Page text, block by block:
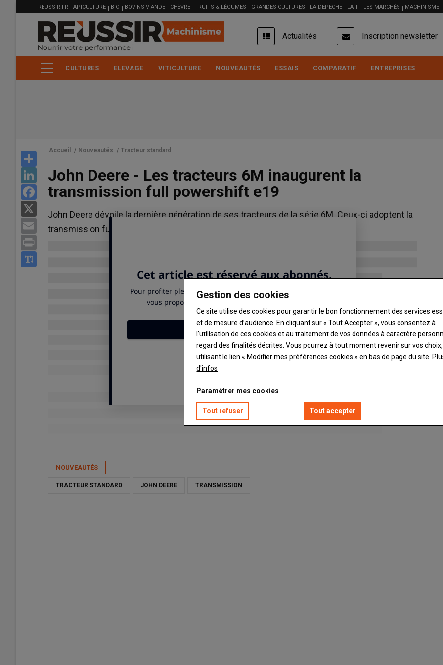
MENU
FILIÈRE
REUSSIR.FR APICULTURE BIO BOVINS VIANDE CHÈVRE FRUITS & LÉGUMES GRANDES CULTURES LA DEPECHE LAIT LES MARCHÉS MACHINISME
USER
ACCOUNT
MENU
Actualités Inscription newsletter
CULTURES ELEVAGE VITICULTURE NOUVEAUTÉS ESSAIS COMPARATIF ENTREPRISES
LinkedIn
Facebook
Email
Accueil / Nouveautés / Tracteur standard
John Deere - Les tracteurs 6M inaugurent la
transmission full powershift e19
John Deere dévoile la dernière génération de ses tracteurs de la série 6M. Ceux-ci adoptent la
transmission full powershift e19 et deux nouveaux joysticks.
NOUVEAUTÉS
TRACTEUR STANDARD JOHN DEERE TRANSMISSION
Gestion des cookies
Ce site utilise des cookies pour garantir le bon fonctionnement des services
et de mesure d’audience. En cliquant sur « Tout Accepter », vous consentez à
l’utilisation de ces cookies et au traitement de vos données à caractère
regard des finalités décrites. Vous pourrez à tout moment revenir sur vos
utilisant le lien « Modifier mes préférences cookies » en bas de page du site.
d'infos
Paramétrer mes cookies
Tout refuser Tout accepter